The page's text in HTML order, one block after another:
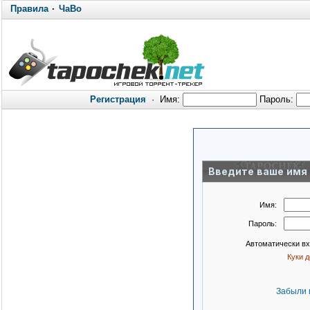
Правила· ЧаВо
Регистрация · Имя: Пароль:
Введите ваше имя
Имя:
Пароль:
Автоматически
Куки
Забыли